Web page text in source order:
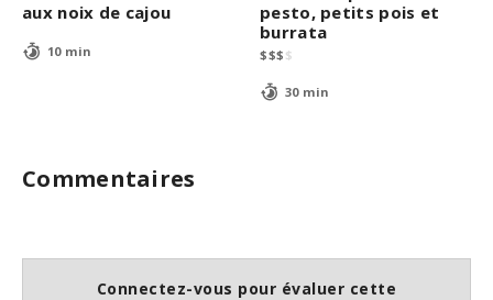
aux noix de cajou
10 min
pesto, petits pois et
burrata
$$$ $
30 min
Commentaires
Connectez-vous pour évaluer cette